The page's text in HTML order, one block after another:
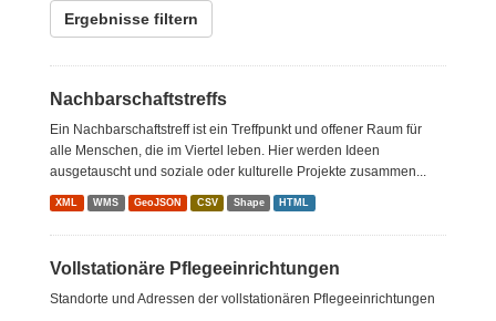
Ergebnisse filtern
Nachbarschaftstreffs
Ein Nachbarschaftstreff ist ein Treffpunkt und offener Raum für
alle Menschen, die im Viertel leben. Hier werden Ideen
ausgetauscht und soziale oder kulturelle Projekte zusammen...
XML WMS GeoJSON CSV Shape HTML
Vollstationäre Pflegeeinrichtungen
Standorte und Adressen der vollstationären Pflegeeinrichtungen